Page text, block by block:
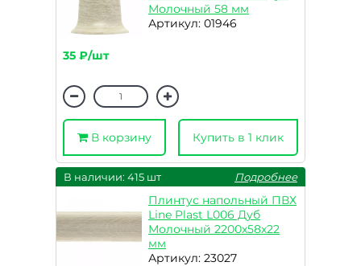
Молочный 58 мм
Артикул: 01946
35 ₽/шт
В корзину Купить в 1 клик
В наличии: 415 шт Подробнее
Плинтус напольный ПВХ
Line Plast L006 Дуб
Молочный 2200х58х22
мм
Артикул: 23027